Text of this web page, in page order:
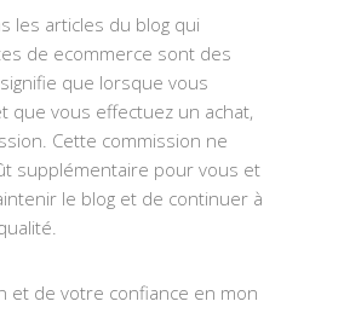
les articles du blog qui
de ecommerce sont des
que lorsque vous
que vous effectuez un achat,
Cette commission ne
supplémentaire pour vous et
le blog et de continuer à
et de votre confiance en mon